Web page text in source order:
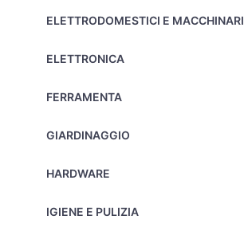
ELETTRODOMESTICI E MACCHINARI
ELETTRONICA
FERRAMENTA
GIARDINAGGIO
HARDWARE
IGIENE E PULIZIA